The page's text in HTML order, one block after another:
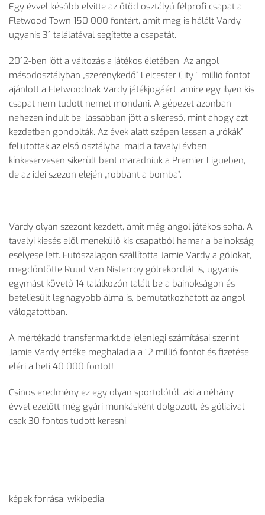
Egy évvel később elvitte az ötöd osztályú félprofi csapat a
Fletwood Town 150 000 fontért, amit meg is hálált Vardy,
ugyanis 31 találatával segítette a csapatát.
2012-ben jött a változás a játékos életében. Az angol
másodosztályban „szerénykedő” Leicester City 1 millió fontot
ajánlott a Fletwoodnak Vardy játékjogáért, amire egy ilyen kis
csapat nem tudott nemet mondani. A gépezet azonban
nehezen indult be, lassabban jött a sikereső, mint ahogy azt
kezdetben gondolták. Az évek alatt szépen lassan a „rókák”
feljutottak az első osztályba, majd a tavalyi évben
kínkeservesen sikerült bent maradniuk a Premier Ligueben,
de az idei szezon elején „robbant a bomba”.
Vardy olyan szezont kezdett, amit még angol játékos soha. A
tavalyi kiesés elől menekülő kis csapatból hamar a bajnokság
esélyese lett. Futószalagon szállította Jamie Vardy a gólokat,
megdöntötte Ruud Van Nisterroy gólrekordját is, ugyanis
egymást követő 14 találkozón talált be a bajnokságon és
beteljesült legnagyobb álma is, bemutatkozhatott az angol
válogatottban.
A mértékadó transfermarkt.de jelenlegi számításai szerint
Jamie Vardy értéke meghaladja a 12 millió fontot és fizetése
eléri a heti 40 000 fontot!
Csinos eredmény ez egy olyan sportolótól, aki a néhány
évvel ezelőtt még gyári munkásként dolgozott, és góljaival
csak 30 fontos tudott keresni.
képek forrása: wikipedia